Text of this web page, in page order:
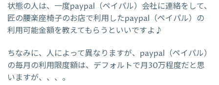
状態の人は、一度paypal（ペイパル）会社に連絡をして、
匠の腰楽座椅子のお店で利用したpaypal（ペイパル）の
利用可能金額を教えてもらうといいですよ♪
ちなみに、人によって異なりますが、paypal（ペイパル）
の毎月の利用限度額は、デフォルトで月30万程度だと思
いますが、、、。